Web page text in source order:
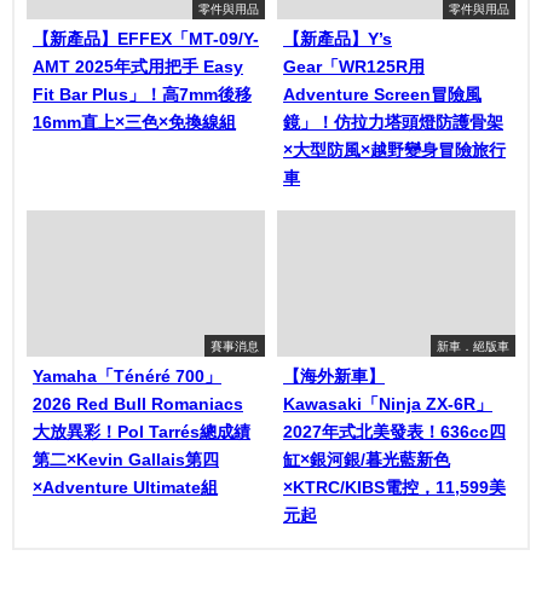
零件與用品
【新產品】EFFEX「MT-09/Y-
AMT 2025年式用把手 Easy
Fit Bar Plus」！高7mm後移
16mm直上×三色×免換線組
零件與用品
【新產品】Y’s
Gear「WR125R用
Adventure Screen冒險風
鏡」！仿拉力塔頭燈防護骨架
×大型防風×越野變身冒險旅行
車
賽事消息
Yamaha「Ténéré 700」
2026 Red Bull Romaniacs
大放異彩！Pol Tarrés總成績
第二×Kevin Gallais第四
×Adventure Ultimate組
新車．絕版車
【海外新車】
Kawasaki「Ninja ZX-6R」
2027年式北美發表！636cc四
缸×銀河銀/暮光藍新色
×KTRC/KIBS電控，11,599美
元起